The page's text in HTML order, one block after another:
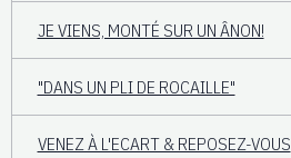
JE VIENS, MONTÉ SUR UN ÂNON!
"DANS UN PLI DE ROCAILLE"
VENEZ À L'ECART & REPOSEZ-VOUS